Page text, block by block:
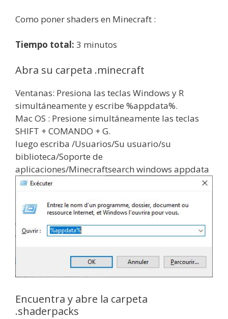
Como poner shaders en Minecraft :
Tiempo total: 3 minutos
Abra su carpeta .minecraft
Ventanas: Presiona las teclas Windows y R
simultáneamente y escribe %appdata%.
Mac OS : Presione simultáneamente las teclas
SHIFT + COMANDO + G.
luego escriba /Usuarios/Su usuario/su
biblioteca/Soporte de
aplicaciones/Minecraftsearch windows appdata
Encuentra y abre la carpeta
.shaderpacks